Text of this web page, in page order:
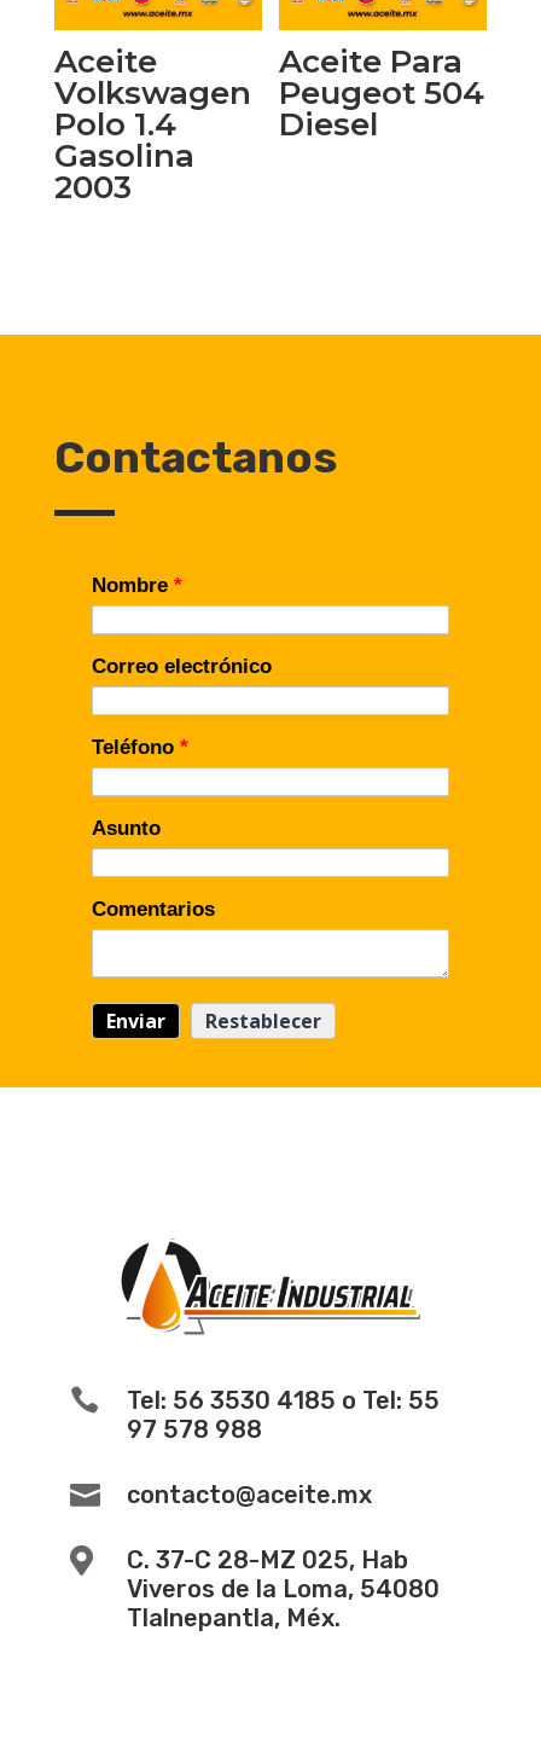
Aceite
Volkswagen
Polo 1.4
Gasolina
2003
Aceite Para
Peugeot 504
Diesel
Contactanos
Nombre *
Correo electrónico
Teléfono *
Asunto
Comentarios

Tel: 56 3530 4185 o Tel: 55
97 578 988
 contacto@aceite.mx

C. 37-C 28-MZ 025, Hab
Viveros de la Loma, 54080
Tlalnepantla, Méx.